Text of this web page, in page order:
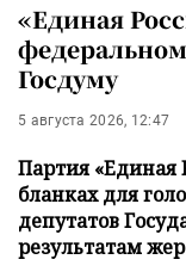
«Единая
Госдуму
5 августа 2026, 12:47
Партия «Единая
бланках для
депутатов
результатам